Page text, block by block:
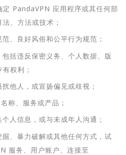
PandaVPN 应用程序或其任何部
、方法或技术；
、良好风俗和公平行为规范；
括违反保密义务、个人数据、版
权利；
他人，或宣扬偏见或歧视；
称、服务或产品；
人信息，或与未成年人沟通；
、暴力破解或其他任何方式，试
服务、用户账户、连接至